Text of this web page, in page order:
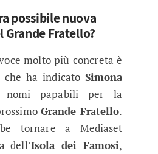
possibile nuova
Fratello?
molto più concreta è
che ha indicato Simona
papabili per la
Grande Fratello.
tornare a Mediaset
dell’Isola dei Famosi,